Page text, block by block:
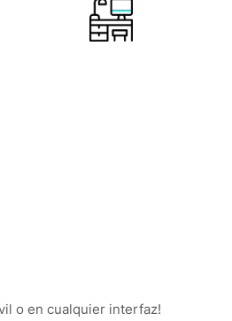
o en cualquier interfaz!